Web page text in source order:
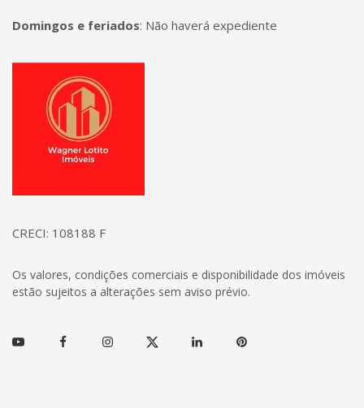
Domingos e feriados: Não haverá expediente
Página inicial
CRECI: 108188 F
Os valores, condições comerciais e disponibilidade dos imóveis
estão sujeitos a alterações sem aviso prévio.
Youtube FacebookInstagramTwitter Linkedin Pinterest